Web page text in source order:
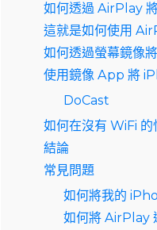
如何透過 AirPlay
這就是如何使用
如何透過螢幕鏡像
使用鏡像 App 將
DoCast
如何在沒有 WiFi
結論
常見問題
如何將我的
如何將 AirPlay